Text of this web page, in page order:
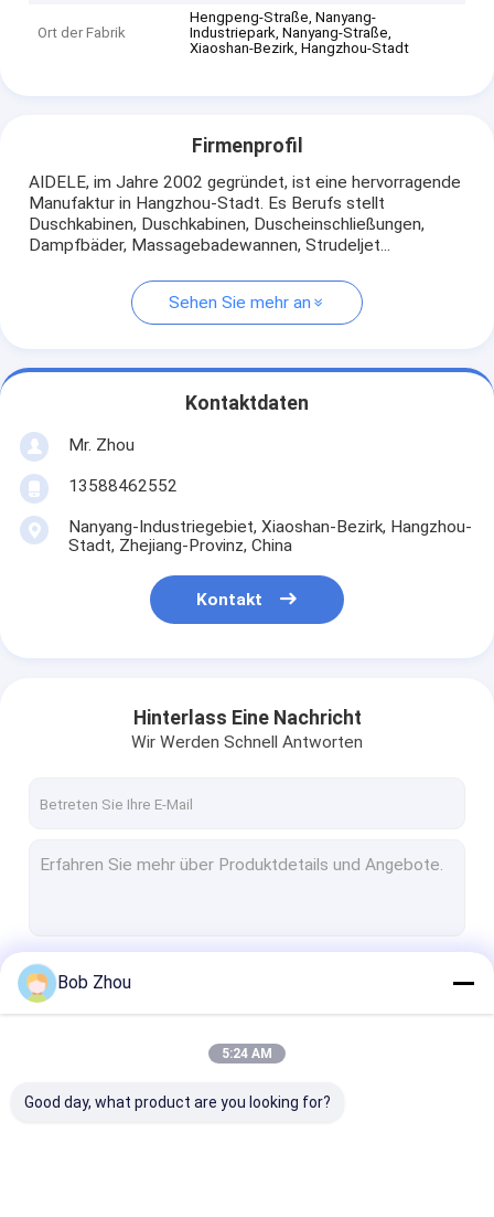
Ort der Fabrik
Hengpeng-Straße, Nanyang-
Industriepark, Nanyang-Straße,
Xiaoshan-Bezirk, Hangzhou-Stadt
Firmenprofil
AIDELE, im Jahre 2002 gegründet, ist eine hervorragende
Manufaktur in Hangzhou-Stadt. Es Berufs stellt
Duschkabinen, Duschkabinen, Duscheinschließungen,
Dampfbäder, Massagebadewannen, Strudeljet...
Sehen Sie mehr an
Kontaktdaten
Mr. Zhou
13588462552
Nanyang-Industriegebiet, Xiaoshan-Bezirk, Hangzhou-
Stadt, Zhejiang-Provinz, China
Kontakt
Hinterlass Eine Nachricht
Wir Werden Schnell Antworten
Bob Zhou
5:24 AM
Good day, what product are you looking for?